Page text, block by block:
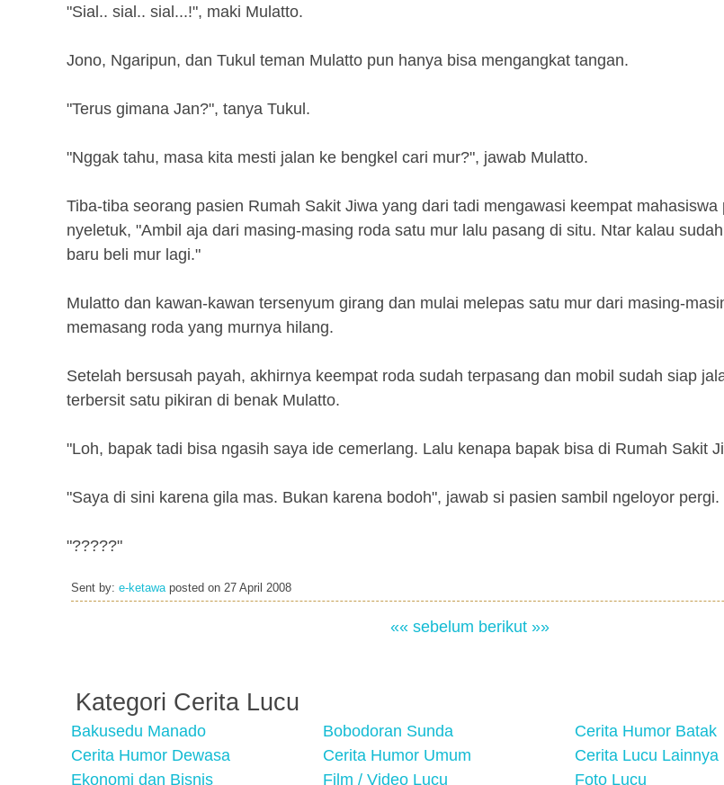
"Sial.. sial.. sial...!", maki Mulatto.
Jono, Ngaripun, dan Tukul teman Mulatto pun hanya bisa mengangkat tangan.
"Terus gimana Jan?", tanya Tukul.
"Nggak tahu, masa kita mesti jalan ke bengkel cari mur?", jawab Mulatto.
Tiba-tiba seorang pasien Rumah Sakit Jiwa yang dari tadi mengawasi keempat mahasiswa
nyeletuk, "Ambil aja dari masing-masing roda satu mur lalu pasang di situ. Ntar kalau
baru beli mur lagi."
Mulatto dan kawan-kawan tersenyum girang dan mulai melepas satu mur dari masing-
memasang roda yang murnya hilang.
Setelah bersusah payah, akhirnya keempat roda sudah terpasang dan mobil sudah siap
terbersit satu pikiran di benak Mulatto.
"Loh, bapak tadi bisa ngasih saya ide cemerlang. Lalu kenapa bapak bisa di Rumah Sakit
"Saya di sini karena gila mas. Bukan karena bodoh", jawab si pasien sambil ngeloyor pergi.
"?????"
Sent by: e-ketawaposted on 27 April 2008
«« sebelum berikut »»
Kategori Cerita Lucu
Bakusedu Manado Bobodoran Sunda Cerita Humor Batak
Cerita Humor Dewasa
Cerita Humor Umum Cerita Lucu Lainnya
Ekonomi dan Bisnis
Film / Video Lucu Foto Lucu